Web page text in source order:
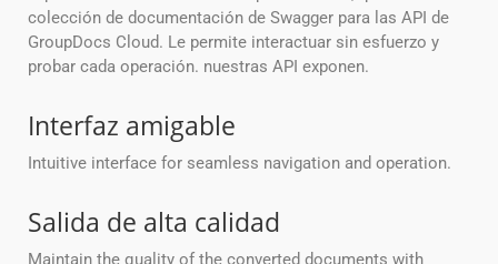
colección de documentación de Swagger para las API de
GroupDocs Cloud. Le permite interactuar sin esfuerzo y
probar cada operación. nuestras API exponen.
Interfaz amigable
Intuitive interface for seamless navigation and operation.
Salida de alta calidad
Maintain the quality of the converted documents with